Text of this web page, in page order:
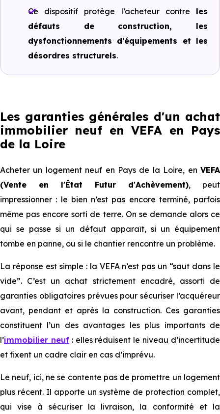
Ce dispositif protège l’acheteur contre les
défauts de construction, les
dysfonctionnements d’équipements et les
désordres structurels.
Les garanties générales d'un achat
immobilier neuf en VEFA en Pays
de la Loire
Acheter un logement neuf en Pays de la Loire, en VEFA
(Vente en l'État Futur d'Achèvement), peut
impressionner : le bien n’est pas encore terminé, parfois
même pas encore sorti de terre. On se demande alors ce
qui se passe si un défaut apparaît, si un équipement
tombe en panne, ou si le chantier rencontre un problème.
La réponse est simple : la VEFA n’est pas un “saut dans le
vide”. C’est un achat strictement encadré, assorti de
garanties obligatoires prévues pour sécuriser l’acquéreur
avant, pendant et après la construction. Ces garanties
constituent l’un des avantages les plus importants de
l’immobilier neuf: elles réduisent le niveau d’incertitude
et fixent un cadre clair en cas d’imprévu.
Le neuf, ici, ne se contente pas de promettre un logement
plus récent. Il apporte un système de protection complet,
qui vise à sécuriser la livraison, la conformité et la